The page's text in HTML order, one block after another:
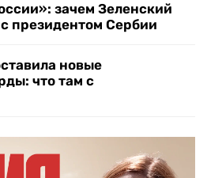
зачем Зеленский
президентом Сербии
новые
что там с